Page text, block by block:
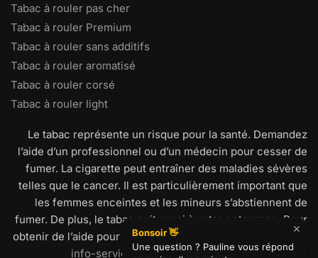
Tabac à rouler pas cher
Tabac à rouler Premium
Tabac à rouler sans additifs
Tabac à rouler aromatisé
Tabac à rouler corsé
Tabac à rouler light
Le tabac représente un risque pour la santé. Demandez
l’aide d’un professionnel ou d’un médecin pour cesser de
fumer. La cigarette peut entraîner des maladies sévères
telles que le cancer. Il est particulièrement important que
les femmes enceintes et les mineurs s’abstiennent de
fumer. De plus, le tabac nuit aussi à votre entourage. Pour
obtenir de l’aide pour arrêter de fumer, visitez
www.tabac-
info-service.frou appelez le 39 89 (0,15€/min).